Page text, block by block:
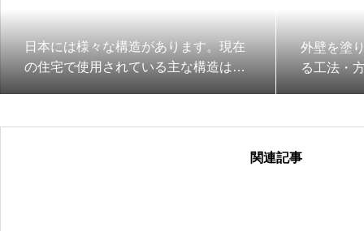
日本には様々な構造があります。現在
の住宅で使用されている主な構造は次
外壁を塗
る工法・
関連記事